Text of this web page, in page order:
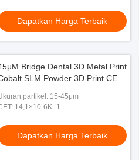
Dapatkan Harga Terbaik
Bridge Dental 3D Metal Print
SLM Powder 3D Print CE
partikel: 15-45μm
14,1×10-6K -1
Dapatkan Harga Terbaik